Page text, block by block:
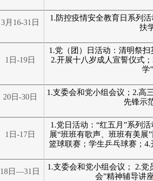
3月16-31日
1.防控疫情安全教育日系列
扶
1 日-19日
1.党 （团）日活动： 清明祭扫
2.开展十八岁成人宣誓仪式
学
20日-30日
1.支委会和党小组会议；2.高
先锋示
1 日-17日
1.党日活动：“红五月”系列
展“班班有歌声、班班有美展
篮球联赛；学生乒乓球赛；
18日—31日
1.支委会和党小组会议； 2.党
会”精神辅导讲